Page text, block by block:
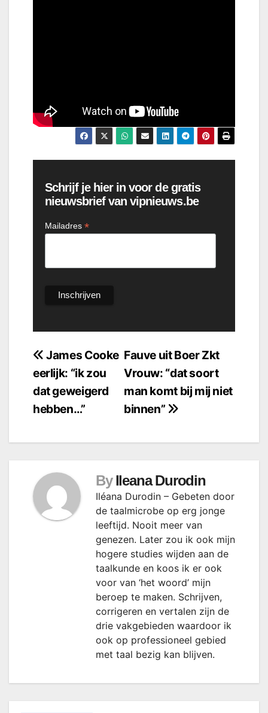
Schrijf je hier in voor de gratis
nieuwsbrief van vipnieuws.be
Mailadres *
Bericht
navigatie
Fauve uit Boer Zkt
Vrouw: “dat soort
man komt bij mij niet
binnen”
James Cooke
eerlijk: “ik zou
dat geweigerd
hebben…”
By Ileana Durodin
Iléana Durodin – Gebeten door
de taalmicrobe op erg jonge
leeftijd. Nooit meer van
genezen. Later zou ik ook mijn
hogere studies wijden aan de
taalkunde en koos ik er ook
voor van ‘het woord’ mijn
beroep te maken. Schrijven,
corrigeren en vertalen zijn de
drie vakgebieden waardoor ik
ook op professioneel gebied
met taal bezig kan blijven.